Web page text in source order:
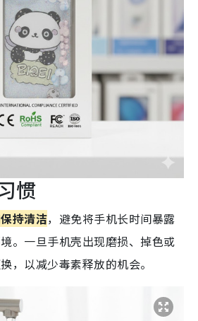
惯
持清洁，避免将手机长时间暴露
。一旦手机壳出现磨损、掉色或
，以减少毒素释放的机会。